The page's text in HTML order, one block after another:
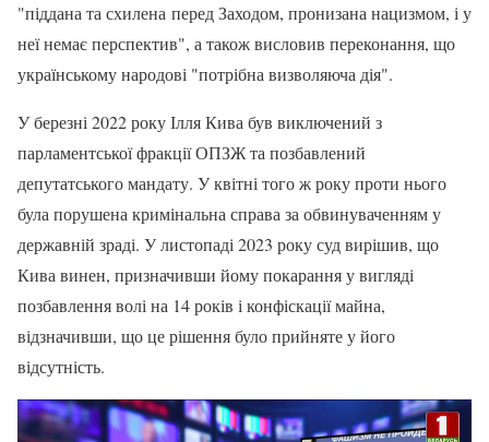
"піддана та схилена перед Заходом, пронизана нацизмом, і у
неї немає перспектив", а також висловив переконання, що
українському народові "потрібна визволяюча дія".
У березні 2022 року Ілля Кива був виключений з
парламентської фракції ОПЗЖ та позбавлений
депутатського мандату. У квітні того ж року проти нього
була порушена кримінальна справа за обвинуваченням у
державній зраді. У листопаді 2023 року суд вирішив, що
Кива винен, призначивши йому покарання у вигляді
позбавлення волі на 14 років і конфіскації майна,
відзначивши, що це рішення було прийняте у його
відсутність.